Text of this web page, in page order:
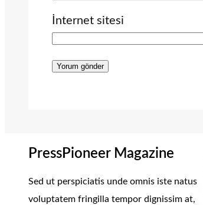
İnternet sitesi
PressPioneer Magazine
Sed ut perspiciatis unde omnis iste natus
voluptatem fringilla tempor dignissim at,